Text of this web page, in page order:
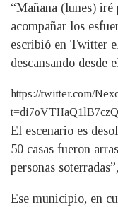
“Mañana (lunes)
acompañar los
escribió en Twitter
descansando desde
https://twitter.com/
El escenario es
50 casas fueron
personas
Ese municipio, en